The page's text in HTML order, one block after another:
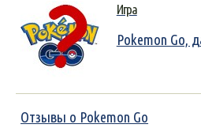
Игра
Pokemon Go,
Отзывы о Pokemon Go